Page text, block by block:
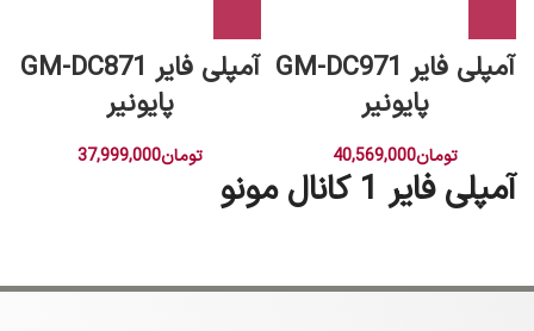
آمپلی فایر GM-DC971
پایونیر
تومان40,569,000
آمپلی فایر GM-DC871
پایونیر
تومان37,999,000
آمپلی فایر 1 کانال مونو